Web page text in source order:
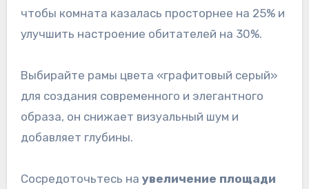
чтобы комната казалась просторнее на 25% и
улучшить настроение обитателей на 30%.
Выбирайте рамы цвета «графитовый серый»
для создания современного и элегантного
образа, он снижает визуальный шум и
добавляет глубины.
Сосредоточьтесь на увеличение площади